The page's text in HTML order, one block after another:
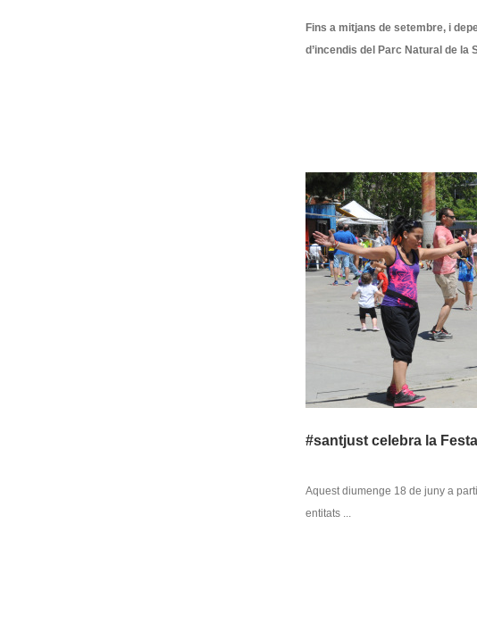
Fins a mitjans de setembre, i
d’incendis del Parc Natural de la
#santjust celebra la
Aquest diumenge 18 de juny a
entitats ...